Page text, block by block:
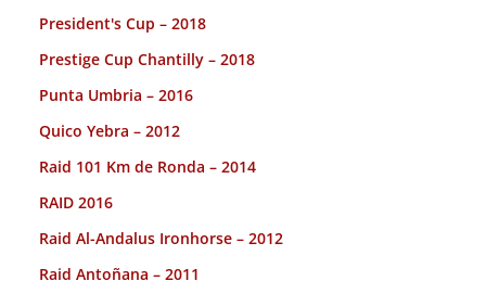
President's Cup – 2018
Prestige Cup Chantilly – 2018
Punta Umbria – 2016
Quico Yebra – 2012
Raid 101 Km de Ronda – 2014
RAID 2016
Raid Al-Andalus Ironhorse – 2012
Raid Antoñana – 2011